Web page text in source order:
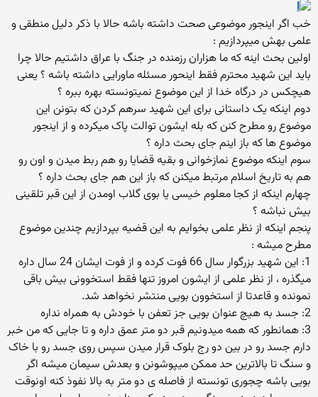
خب اگر اینجور موضوعی صحت داشته باشه حالا با ذکر دلیل منطقی و
علمی بهش میپردازیم :
اولین بحث اینه که ما هزاران رزمنده در جنگ با عراق داشتیم حالا چرا
باید این شهید محترم فقط اینحور مسئله ماورایی داشته باشه ؟ یعنی
هیچکس در درگاه خدا از این موضوع نمیتونسته بهره ببره ؟
دوم اینکه یک داستانی برای این شهید سرهم کردن که بتونن این
موضوع رو مطرح کنن که بله ایشون توالت پاک میکرده و از اینجور
موضوع ها که باز اینم جای بحث داره ؟
سوم اینکه موضوع نمازخوانی و بقیه قضایا رو هم ربط میدن و اون رو
هم به تاریخ اسلام مرتبط میکنن که باز این هم جای بحث داره ؟
چهارم اینکه از کجا معلوم خیسی یا بوی گلاب اومدن از این قبر تلقینی
بیش نباشه ؟
پنجم اینکه از نظر علمی بخوایم به این قضیه بپردازیم چندین موضوع
مطرح میشه :
1: این شهید بزرگوار سال 66 فوت کرده و از فوت ایشان 24 سال داره
میگذره ، از نظر علمی از ایشون امروز تنها فقط استخوونی بیش باقی
نمونده و قاعدتا از استخوون بویی منتشر نخواهد شد.
2: جسد به هیچ عنوان بویی جز تعفن با خودش به همراه نداره
3: همانطور که همه میدونیم قبر دو متر عمق داره و تا جایی که من خبر
دارم جسد رو در بین دو رج بلوک قرار میدن سپس روی جسد رو با خاک
و سنگ تا بالاترین حد ممکن میپوشونن و بعدش سیمان میشه اگر
بویی باشه چجوری تونسته از فاصله ی دو متر به بالا نفوذ کنه اونوقت